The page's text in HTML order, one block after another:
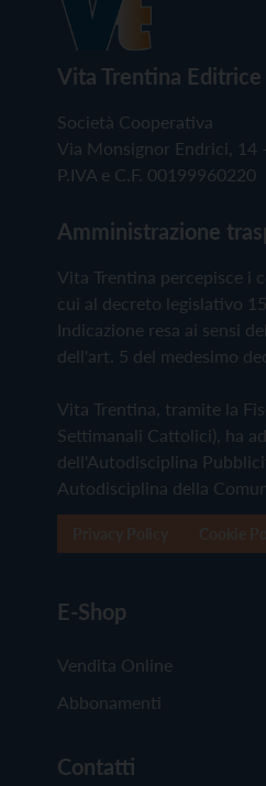
Vita Trentina Editrice
Società Cooperativa
Via Monsignor Endrici, 14
P.IVA e C.F. 00199960220
Amministrazione
Vita Trentina percepisce
cui al decreto legislativo
Indicazione resa ai sensi
dell'art. 5 del medesimo
Vita Trentina, tramite la
Settimanali Cattolici), ha
dell'Autodisciplina
Autodisciplina della
E-Shop
Vendita Online
Abbonamenti
Contatti